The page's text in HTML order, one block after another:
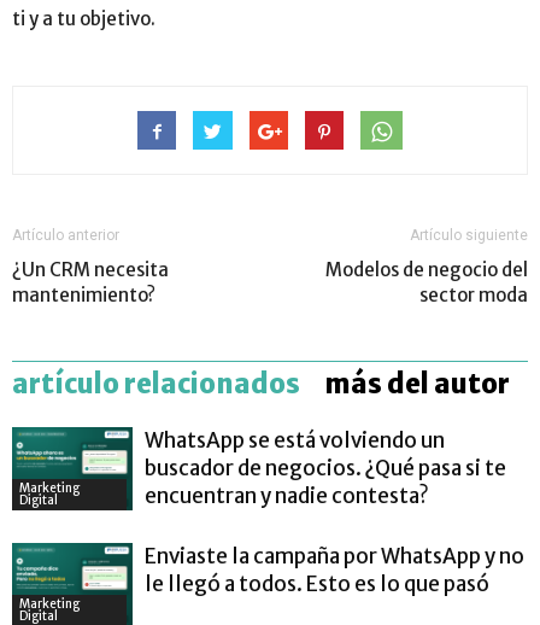
ti y a tu objetivo.
Artículo anterior
¿Un CRM necesita
mantenimiento?
Artículo siguiente
Modelos de negocio del
sector moda
artículo relacionados más del autor
Marketing
Digital
WhatsApp se está volviendo un
buscador de negocios. ¿Qué pasa si te
encuentran y nadie contesta?
Marketing
Digital
Enviaste la campaña por WhatsApp y no
le llegó a todos. Esto es lo que pasó